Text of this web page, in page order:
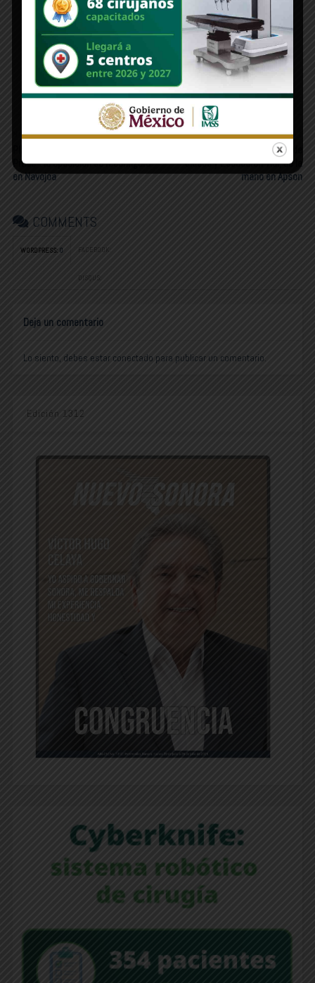
Elogia Trump a Sheinbaum; replicará campaña
contra uso de drogas
Newer Post
Pitillo”: la oposición se reconfigura
en Navojoa
Older Post
MERCADO POLÍTICO | Inicio de
clases y Escuadrón Vial, de la
mano en Apson
COMMENTS
WORDPRESS: 0 FACEBOOK:
DISQUS:
Deja un comentario
Lo siento, debes estar conectado para publicar un comentario.
Edición 1312